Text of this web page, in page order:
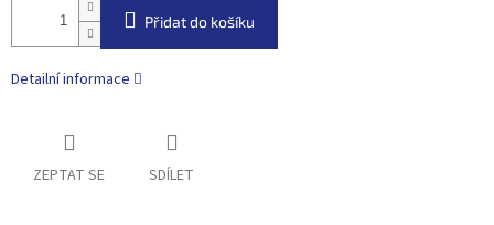
Přidat do košíku
Detailní informace
ZEPTAT SE SDÍLET